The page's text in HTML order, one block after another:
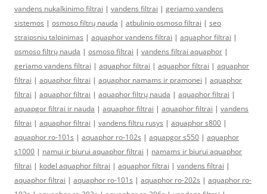
vandens nukalkinimo filtrai | vandens filtrai | geriamo vandens
sistemos | osmoso filtrų nauda | atbulinio osmoso filtrai | seo
straipsniu talpinimas | aquaphor vandens filtrai | aquaphor filtrai |
osmoso filtrų nauda | osmoso filtrai | vandens filtrai aquaphor |
geriamo vandens filtrai | aquaphor filtrai | aquaphor filtrai | aquaphor
filtrai | aquaphor filtrai | aquaphor namams ir pramonei | aquaphor
filtrai | aquaphor filtrai | aquaphor filtrų nauda | aquaphor filtrai |
aquapgor filtrai ir nauda | aquaphor filtrai | aquaphor filtrai | vandens
filtrai | aquaphor filtrai | vandens filtru rusys | aquaphor s800 |
aquaphor ro-101s | aquaphor ro-102s | aquapgor s550 | aquaphor
s1000 | namui ir biurui aquaphor filtrai | namams ir biurui aquaphor
filtrai | kodel aquaphor filtrai | aquaphor filtrai | vandens filtrai |
aquaphor filtrai | aquaphor ro-101s | aquaphor ro-202s | aquaphor ro-